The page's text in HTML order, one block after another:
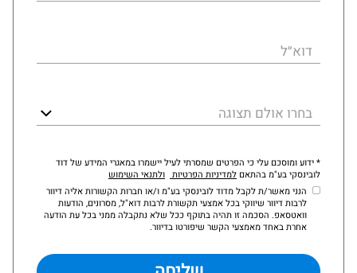
דוא״ל
בחרו אולם תצוגה
* ידוע ומוסכם עלי כי הפרטים שמסרתי לעיל יישמרו במאגרי המידע של דוד
לובינסקי בע"מ בהתאםלמדיניות הפרטיות ולתנאי השימוש
הנני מאשר/ת לקבל מדוד לובינסקי בע"מ ו/או חברות הקשורות אליה דיוור
לרבות דיוור שיווקי בכל אמצעי תקשורת לרבות דוא"ל, מסרונים, הודעות
וואטסאפ. הסכמה זו תהיה בתוקף ככל שלא נתקבלה ממני בכל עת הודעה
אחרת באחד מאמצעי הקשר שיפורטו בדיוור.